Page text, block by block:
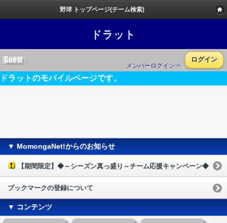
野球 トップページ(チーム検索)
ドラット
メンバーログイン⇒
ログイン
ドラットのモバイルページです。
▼ MomongaNet!からのお知らせ
【期間限定】◆～シーズン真っ盛り～チーム応援キャンペーン◆
ブックマークの登録について
▼ コンテンツ